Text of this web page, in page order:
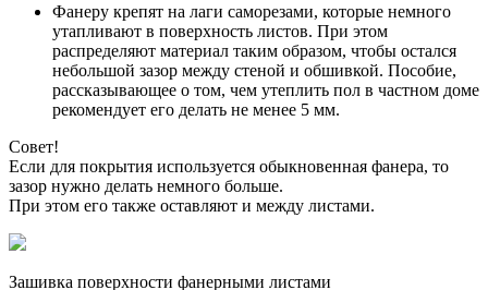
Фанеру крепят на лаги саморезами, которые немного
утапливают в поверхность листов. При этом
распределяют материал таким образом, чтобы остался
небольшой зазор между стеной и обшивкой. Пособие,
рассказывающее о том, чем утеплить пол в частном доме
рекомендует его делать не менее 5 мм.
Совет!
Если для покрытия используется обыкновенная фанера, то
зазор нужно делать немного больше.
При этом его также оставляют и между листами.
Зашивка поверхности фанерными листами